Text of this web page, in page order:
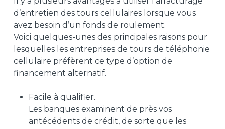
d’entretien des tours cellulaires lorsque vous
avez besoin d’un fonds de roulement.
Voici quelques-unes des principales raisons pour
lesquelles les entreprises de tours de téléphonie
cellulaire préfèrent ce type d’option de
financement alternatif.
Facile à qualifier.
Les banques examinent de près vos
antécédents de crédit, de sorte que les